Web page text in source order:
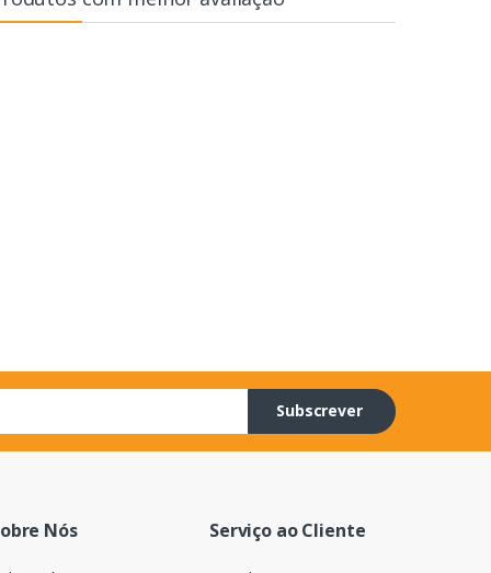
Subscrever
Nós Serviço ao Cliente